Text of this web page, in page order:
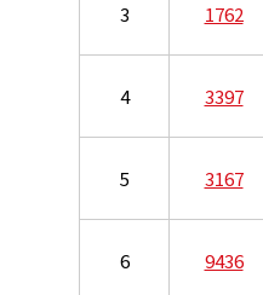
3 1762
4 3397
5 3167
6 9436